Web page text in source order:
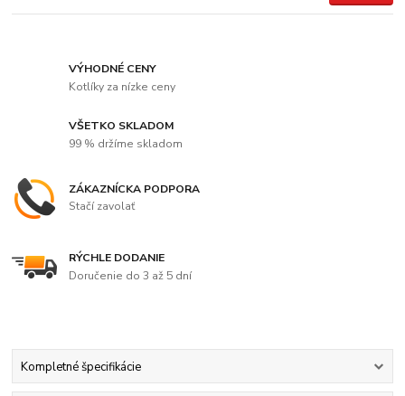
VÝHODNÉ CENY
Kotlíky za nízke ceny
VŠETKO SKLADOM
99 % držíme skladom
ZÁKAZNÍCKA PODPORA
Stačí zavolať
RÝCHLE DODANIE
Doručenie do 3 až 5 dní
Kompletné špecifikácie